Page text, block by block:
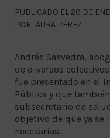
PUBLICADO EL 20 DE
POR: AURA PÉREZ
Andrés Saavedra,
de diversos
fue presentado en el
Pública y que
subsecretario de
objetivo de que ya se
necesarias.